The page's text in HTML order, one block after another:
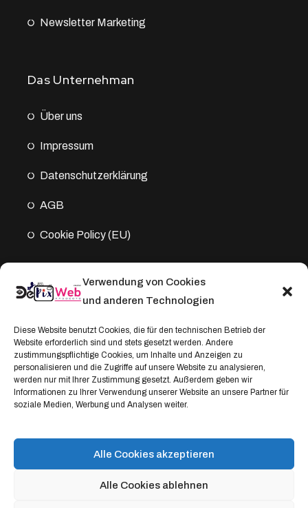
Verwendung von Cookies
und anderen Technologien
Diese Website benutzt Cookies, die für den technischen Betrieb der
Website erforderlich sind und stets gesetzt werden. Andere
zustimmungspflichtige Cookies, um Inhalte und Anzeigen zu
personalisieren und die Zugriffe auf unsere Website zu analysieren,
werden nur mit Ihrer Zustimmung gesetzt. Außerdem geben wir
Informationen zu Ihrer Verwendung unserer Website an unsere Partner für
soziale Medien, Werbung und Analysen weiter.
Alle Cookies akzeptieren
Alle Cookies ablehnen
Newsletter Marketing
Das Unternehman
Über uns
Impressum
Datenschutz­erklärung
AGB
Cookie Policy (EU)
Kontakt
Address:
Windthorststraße 20
48153 Münster, Deutschland
WhatsApp:
+4917664335685
Email
service@depixweb.de